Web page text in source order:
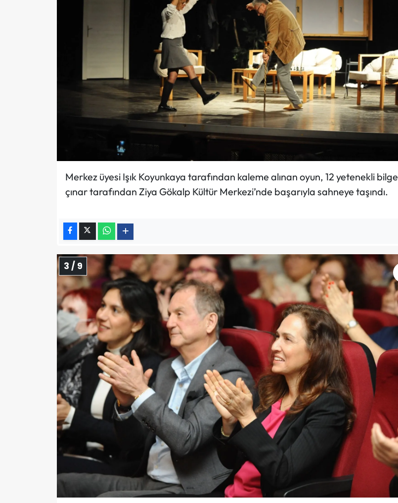
Merkez üyesi Işık Koyunkaya tarafından kaleme alınan oyun, 12 yetenekli bilge
çınar tarafından Ziya Gökalp Kültür Merkezi’nde başarıyla sahneye taşındı.
3 / 9